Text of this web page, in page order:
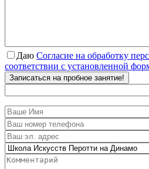
Даю Согласие на обработку
соответствии с установленной
Записаться на пробное занятие!